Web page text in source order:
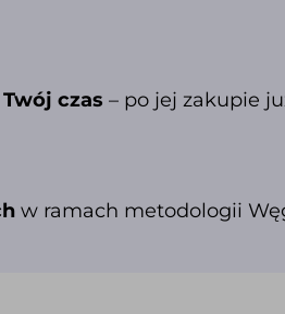
czas – po jej zakupie
w ramach metodologii